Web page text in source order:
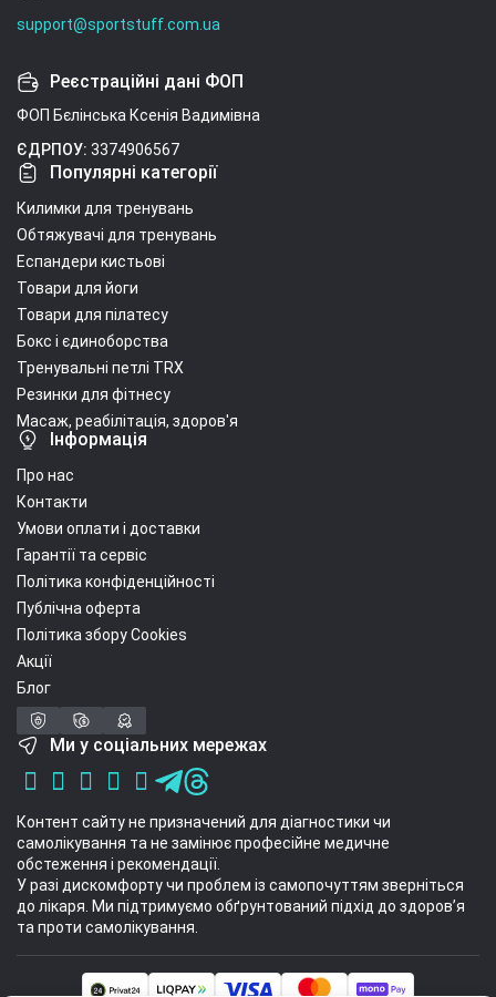
support@sportstuff.com.ua
Реєстраційні дані ФОП
ФОП Бєлінська Ксенія Вадимівна
ЄДРПОУ: 3374906567
Популярні категорії
Килимки для тренувань
Обтяжувачі для тренувань
Еспандери кистьові
Товари для йоги
Товари для пілатесу
Бокс і єдиноборства
Тренувальні петлі TRX
Резинки для фітнесу
Масаж, реабілітація, здоров'я
Інформація
Про нас
Контакти
Умови оплати і доставки
Гарантії та сервіс
Політика конфіденційності
Публічна оферта
Політика збору Cookies
Акції
Блог
Ми у соціальних мережах
Контент сайту не призначений для діагностики чи
самолікування та не замінює професійне медичне
обстеження і рекомендації.
У разі дискомфорту чи проблем із самопочуттям зверніться
до лікаря. Ми підтримуємо обґрунтований підхід до здоров’я
та проти самолікування.